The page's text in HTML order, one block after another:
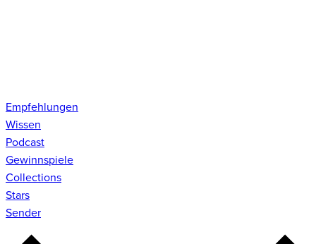
Empfehlungen
Wissen
Podcast
Gewinnspiele
Collections
Stars
Sender